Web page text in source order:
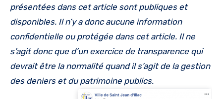
présentées dans cet article sont publiques et
disponibles. Il n’y a donc aucune information
confidentielle ou protégée dans cet article. Il ne
s’agit donc que d’un exercice de transparence qui
devrait être la normalité quand il s’agit de la gestion
des deniers et du patrimoine publics.